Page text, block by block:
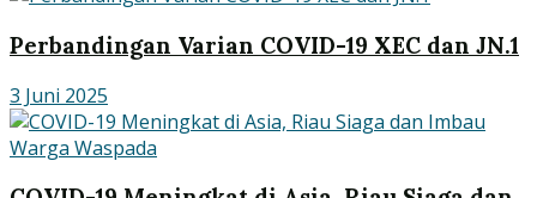
Perbandingan Varian COVID-19 XEC dan JN.1
3 Juni 2025